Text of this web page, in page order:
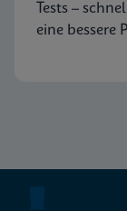
Tests –
eine bessere